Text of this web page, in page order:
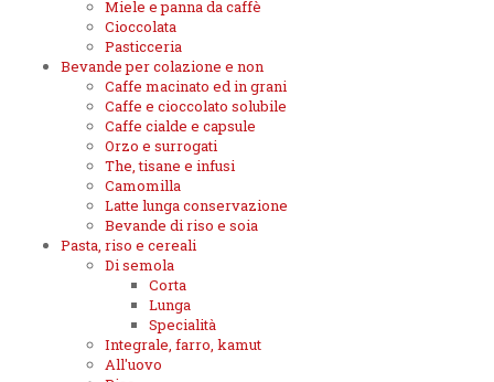
Miele e panna da caffè
Cioccolata
Pasticceria
Bevande per colazione e non
Caffe macinato ed in grani
Caffe e cioccolato solubile
Caffe cialde e capsule
Orzo e surrogati
The, tisane e infusi
Camomilla
Latte lunga conservazione
Bevande di riso e soia
Pasta, riso e cereali
Di semola
Corta
Lunga
Specialità
Integrale, farro, kamut
All'uovo